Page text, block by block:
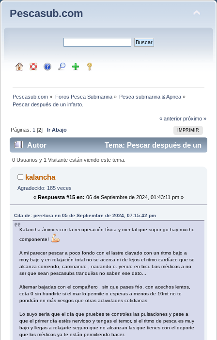
Pescasub.com
Pescasub.com » Foros Pesca Submarina» Pesca submarina & Apnea»
Pescar después de un infarto.
« anterior próximo »
IMPRIMIR
Páginas: 1 [2]Ir Abajo
Autor
Tema: Pescar después de un
infarto. (Leído 8814 veces)
0 Usuarios y 1 Visitante están viendo este tema.
kalancha
Agradecido: 185 veces
« Respuesta #15 en: 06 de Septiembre de 2024, 01:43:11 pm »
Cita de: peretora en 05 de Septiembre de 2024, 07:15:42 pm
Kalancha ánimos con la recuperación física y mental que supongo hay mucho
componente!
A mi parecer pescar a poco fondo con el lastre clavado con un ritmo bajo a
muy bajo y en relajación total no se acerca ni de lejos el ritmo cardíaco que se
alcanza corriendo, caminando , nadando o. yendo en bici. Los médicos a no
ser que sean pescasubs tranquilos no saben ese dato...
Alternar bajadas con el compañero , sin que pases frío, con acechos lentos,
cota 0 sin hundirte si el mar lo permite o esperas a menos de 10mt no te
pondrán en más riesgos que otras actividades cotidianas.
Lo suyo sería que el día que pruebes te controles las pulsaciones y pese a
que el primer día estés nervioso y tengas el temor, si el ritmo de pesca es muy
bajo y llegas a relajarte seguro que no alcanzan las que tienes con el deporte
que los médicos ya te están permitiendo hacer.